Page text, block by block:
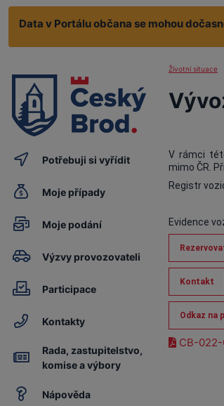
Data v Portálu občana se mohou
Potřebuji si vyřídit
Moje případy
Moje podání
Výzvy provozovateli
Participace
Kontakty
Rada, zastupitelstvo,
komise a výbory
Nápověda
Životní situace
V rámci
mimo ČR. Při
Registr
Evidence
Kontakt
Odkaz na
CB-